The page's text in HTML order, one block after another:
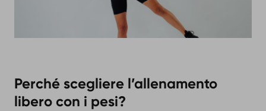
Perché scegliere l’allenamento
libero con i pesi?